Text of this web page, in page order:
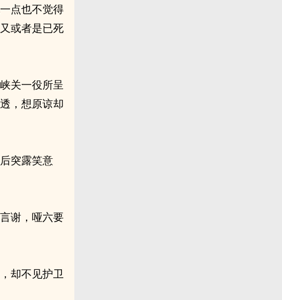
点也不觉得
或者是已死
关一役所呈
，想原谅却
突露笑意
谢，哑六要
却不见护卫